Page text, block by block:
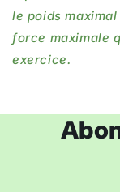
le poids
force maximale
exercice.